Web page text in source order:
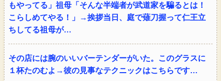
もやってる」祖母「そんな半端者が武道家を騙るとは！
こらしめてやる！」→挨拶当日、庭で薙刀握って仁王立
ちしてる祖母が…
その店には腕のいいバーテンダーがいた。このグラスに
１杯たのむよ→彼の見事なテクニックはこちらです…